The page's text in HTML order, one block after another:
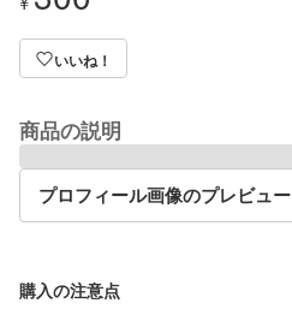
いいね！
商品の説明
プロフィール画像のプレビュー
購入の注意点